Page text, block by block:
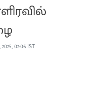
2025, 02:06 IST